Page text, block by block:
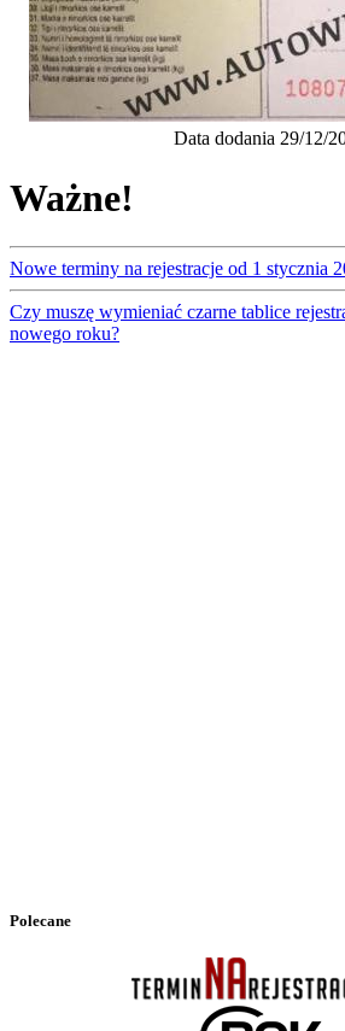
Data dodania 29/12/
Ważne!
Nowe terminy na rejestracje od 1 stycznia
Czy muszę wymieniać czarne tablice
nowego roku?
Polecane